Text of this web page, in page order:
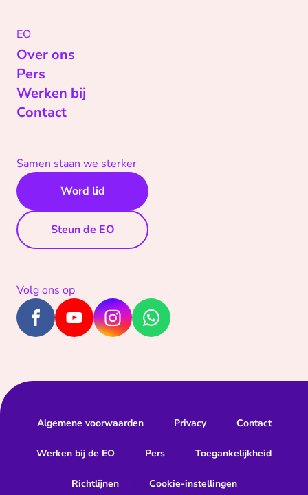
EO
Over ons
Pers
Werken bij
Contact
Samen staan we sterker
Word lid
Steun de EO
Volg ons op
Algemene voorwaarden Privacy Contact
Werken bij de EO Pers Toegankelijkheid
Richtlijnen Cookie-instellingen